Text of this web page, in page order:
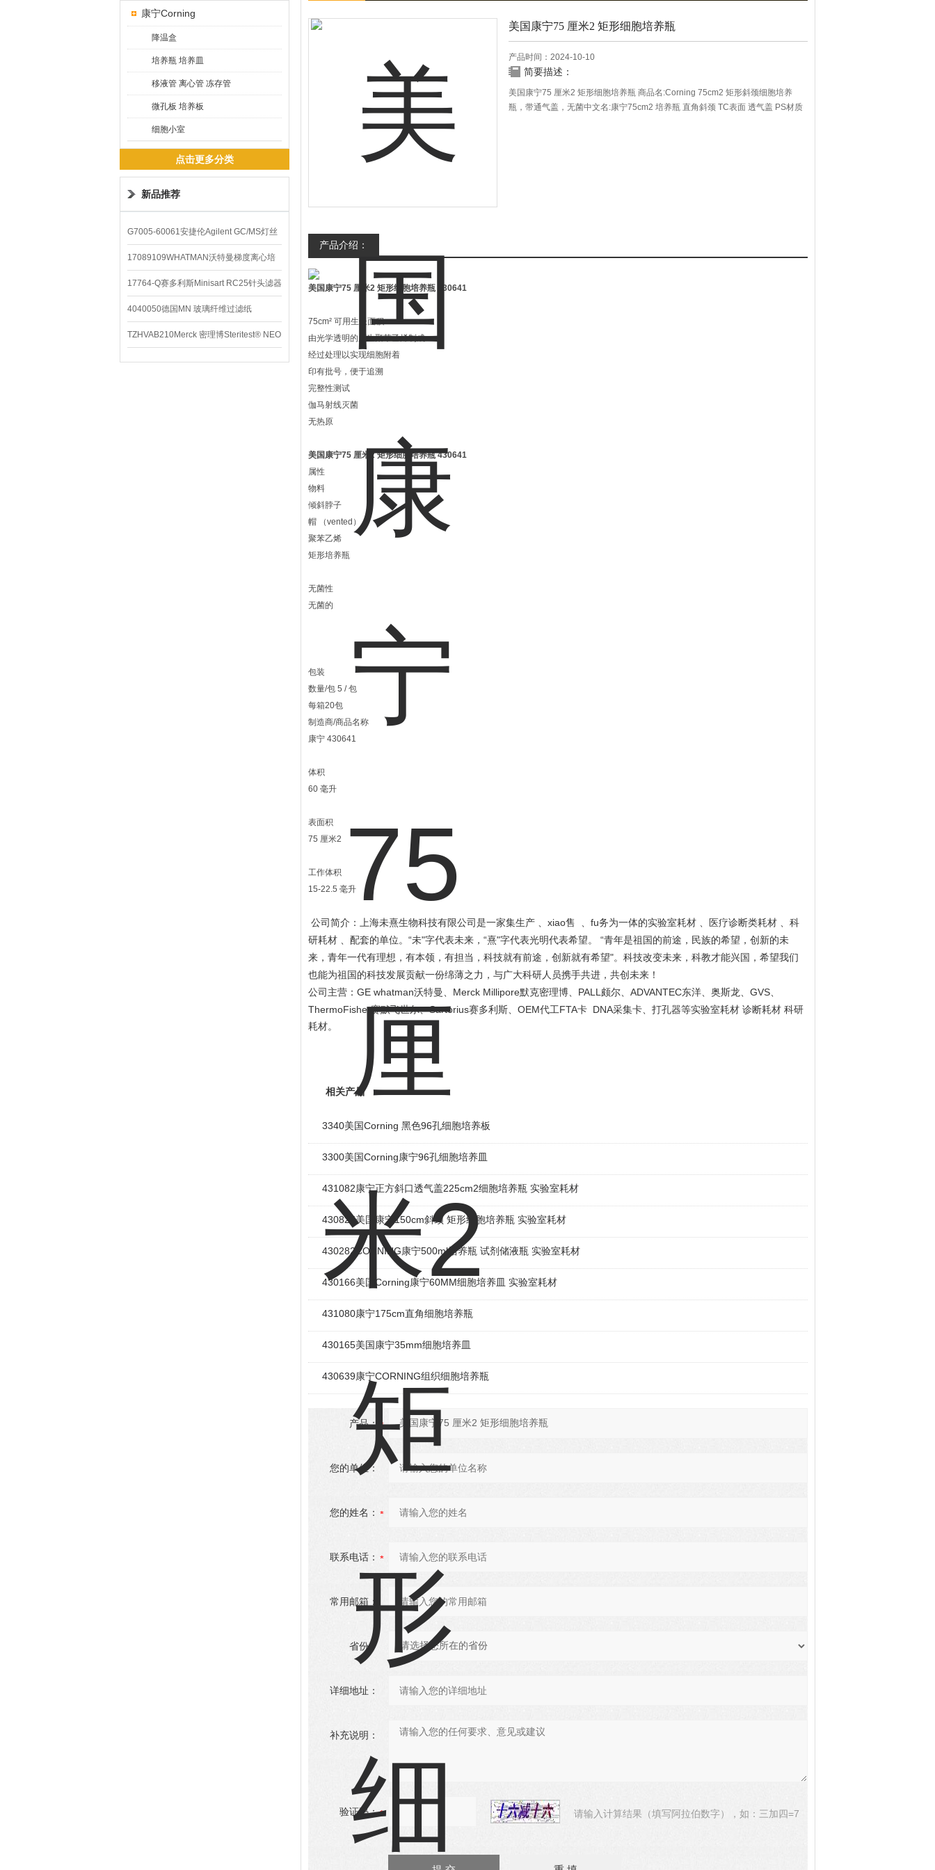
康宁Corning
降温盒
培养瓶 培养皿
移液管 离心管 冻存管
微孔板 培养板
细胞小室
点击更多分类
新品推荐
G7005-60061安捷伦Agilent GC/MS灯丝
配件
17089109WHATMAN沃特曼梯度离心培
养基
17764-Q赛多利斯Minisart RC25针头滤器
4040050德国MN 玻璃纤维过滤纸
TZHVAB210Merck 密理博Steritest® NEO
设备
美国康宁75 厘米2 矩形细胞培养瓶
产品时间：2024-10-10
简要描述：
美国康宁75 厘米2 矩形细胞培养瓶 商品名:Corning 75cm2 矩形斜颈细胞培养
瓶，带通气盖，无菌中文名:康宁75cm2 培养瓶 直角斜颈 TC表面 透气盖 PS材质
产品介绍：
美国康宁75 厘米2 矩形细胞培养瓶 430641
75cm² 可用生长面积
由光学透明的原生聚苯乙烯制成
经过处理以实现细胞附着
印有批号，便于追溯
完整性测试
伽马射线灭菌
无热原
美国康宁75 厘米2 矩形细胞培养瓶430641
属性
物料
倾斜脖子
帽 （vented）
聚苯乙烯
矩形培养瓶
无菌性
无菌的
包装
数量/包 5 / 包
每箱20包
制造商/商品名称
康宁 430641
体积
60 毫升
表面积
75 厘米2
工作体积
15-22.5 毫升
公司简介：上海未熹生物科技有限公司是一家集生产 、 xiao售 、 fu务为一体的实验室耗材 、医疗诊断类耗材 、科
研耗材 、配套的单位。 “未"字代表未来， “熹"字代表光明代表希望。 “青年是祖国的前途，民族的希望，创新的未
来，青年一代有理想，有本领，有担当，科技就有前途，创新就有希望"。科技改变未来，科教才能兴国，希望我们
也能为祖国的科技发展贡献一份绵薄之力，与广大科研人员携手共进，共创未来！
公司主营： GE whatman沃特曼、 Merck Millipore默克密理博、 PALL 颇尔、 ADVANTEC东洋、奥斯龙、 GVS、
ThermoFisher赛默飞世尔、Sartorius赛多利斯、 OEM代工FTA卡 DNA采集卡、打孔器等实验室耗材 诊断耗材 科研
耗材。
相关产品
3340美国Corning 黑色96孔细胞培养板
3300美国Corning康宁96孔细胞培养皿
431082康宁正方斜口透气盖225cm2细胞培养瓶 实验室耗材
430825美国康宁150cm斜颈 矩形细胞培养瓶 实验室耗材
430282CORNING康宁500ml培养瓶 试剂储液瓶 实验室耗材
430166美国Corning康宁60MM细胞培养皿 实验室耗材
431080康宁175cm直角细胞培养瓶
430165美国康宁35mm细胞培养皿
430639康宁CORNING组织细胞培养瓶
产品：
您的单位：
您的姓名：
联系电话：
常用邮箱：
省份：
详细地址：
补充说明：
验证码： 请输入计算结果（填写阿拉伯数字），如：三加四=7